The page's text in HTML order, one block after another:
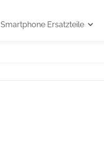
Smartphone Ersatzteile